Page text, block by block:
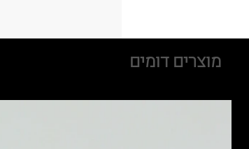
מוצרים דומים